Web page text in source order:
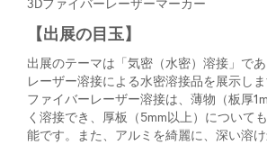
3Dファイバーレーザーマーカー
【出展の目玉】
出展のテーマは「気密（水密）溶接」で
レーザー溶接による水密溶接品を展示しま
ファイバーレーザー溶接は、薄物（板厚
く溶接でき、厚板（5mm以上）について
能です。また、アルミを綺麗に、深い溶け